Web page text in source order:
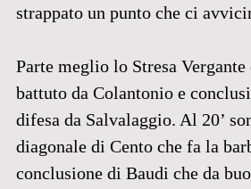
strappato un punto che ci
Parte meglio lo Stresa
battuto da Colantonio e
difesa da Salvalaggio. Al 20’
diagonale di Cento che fa la
conclusione di Baudi che da